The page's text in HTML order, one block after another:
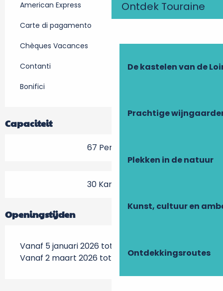
Ontdek Touraine
De kastelen van de
Prachtige
Plekken in de natuur
Kunst, cultuur en
Ontdekkingsroutes
American Express
Carte di pagamento
Chèques Vacances
Contanti
Bonifici
Capaciteit
67 Personen
30 Kamer(s)
Openingstijden
Vanaf 5 januari 2026 tot 30 januari 2026
Vanaf 2 maart 2026 tot 18 december 2026